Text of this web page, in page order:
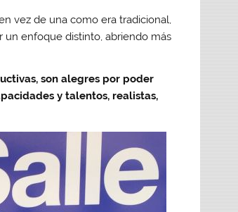
vez de una como era tradicional,
un enfoque distinto, abriendo más
son alegres por poder
y talentos, realistas,